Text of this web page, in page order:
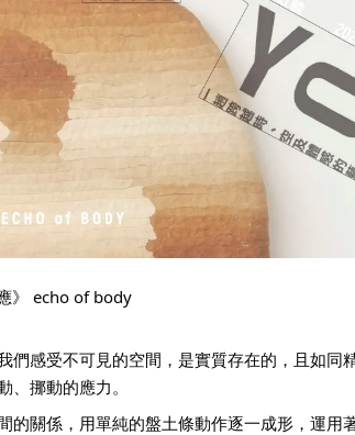
》 echo of body
們感受不可見的空間，是實質存在的，且如同
挪動的應力。
的關係，用單純的盤土條動作逐一成形，運用